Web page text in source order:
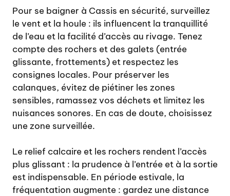
Pour se baigner à Cassis en sécurité, surveillez
le vent et la houle : ils influencent la tranquillité
de l’eau et la facilité d’accès au rivage. Tenez
compte des rochers et des galets (entrée
glissante, frottements) et respectez les
consignes locales. Pour préserver les
calanques, évitez de piétiner les zones
sensibles, ramassez vos déchets et limitez les
nuisances sonores. En cas de doute, choisissez
une zone surveillée.
Le relief calcaire et les rochers rendent l’accès
plus glissant : la prudence à l’entrée et à la sortie
est indispensable. En période estivale, la
fréquentation augmente : gardez une distance